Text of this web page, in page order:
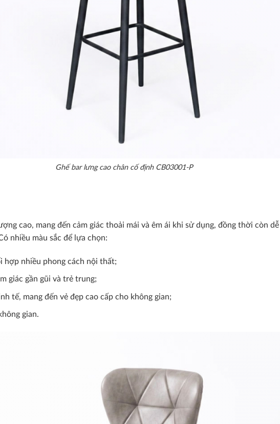
Ghế bar lưng cao chân cố định CB03001-P
cao, mang đến cảm giác thoải mái và êm ái khi sử dụng, đồng thời còn
nhiều màu sắc để lựa chọn:
hợp nhiều phong cách nội thất;
giác gần gũi và trẻ trung;
tế, mang đến vẻ đẹp cao cấp cho không gian;
gian.